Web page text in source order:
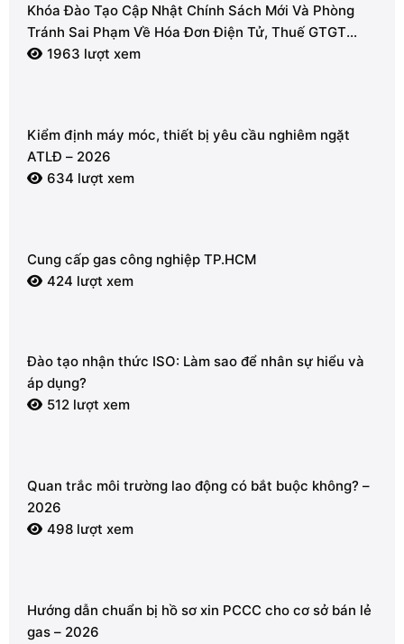
Khóa Đào Tạo Cập Nhật Chính Sách Mới Và Phòng
Tránh Sai Phạm Về Hóa Đơn Điện Tử, Thuế GTGT
20261963 lượt xem
Kiểm định máy móc, thiết bị yêu cầu nghiêm ngặt
ATLĐ – 2026
634 lượt xem
Cung cấp gas công nghiệp TP.HCM
424 lượt xem
Đào tạo nhận thức ISO: Làm sao để nhân sự hiểu và
áp dụng?
512 lượt xem
Quan trắc môi trường lao động có bắt buộc không? –
2026
498 lượt xem
Hướng dẫn chuẩn bị hồ sơ xin PCCC cho cơ sở bán lẻ
gas – 2026